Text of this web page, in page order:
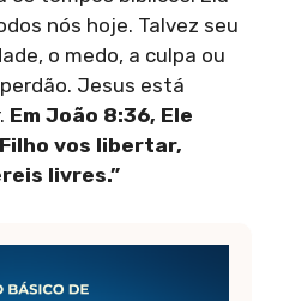
nós hoje. Talvez seu
o medo, a culpa ou
Jesus está
Em João 8:36, Ele
vos libertar,
livres.”